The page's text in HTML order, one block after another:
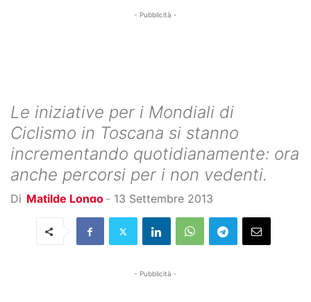
- Pubblicità -
Le iniziative per i Mondiali di
Ciclismo in Toscana si stanno
incrementando quotidianamente: ora
anche percorsi per i non vedenti.
Di Matilde Longo - 13 Settembre 2013
- Pubblicità -